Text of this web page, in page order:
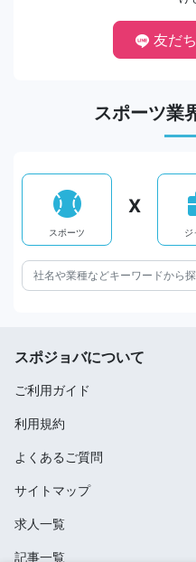
友だ
スポーツ業
スポーツ
X
ジ
スポジョバについて
ご利用ガイド
利用規約
よくあるご質問
サイトマップ
求人一覧
記事一覧